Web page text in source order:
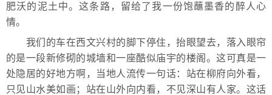
肥沃的泥土中。这条路，留给了我一份饱蘸墨香的醉人心
情。
我们的车在西文兴村的脚下停住，抬眼望去，落入眼帘
的是一段新修砌的城墙和一座酷似庙宇的楼阁。这可真是一
处隐居的好地方啊，当地人流传一句话：站在柳府向外看，
只见山水美如画；站在山外向内看，不见深山有人家。这话